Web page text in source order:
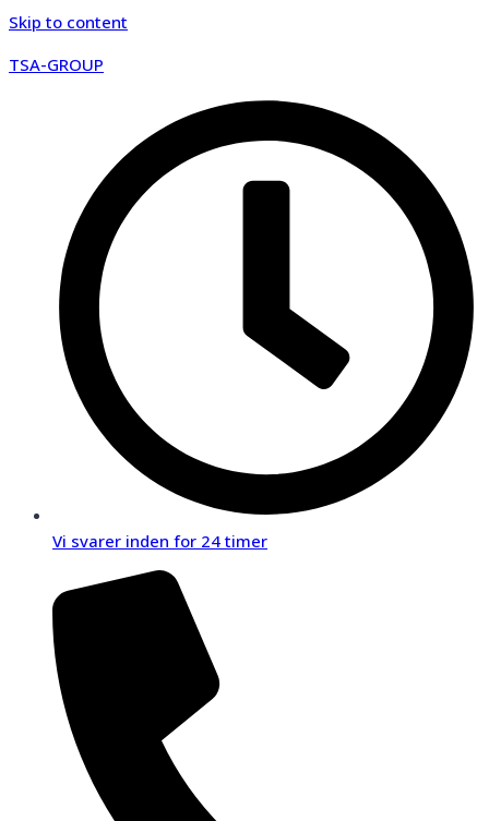
Skip to content
TSA-GROUP
Vi svarer inden for 24 timer